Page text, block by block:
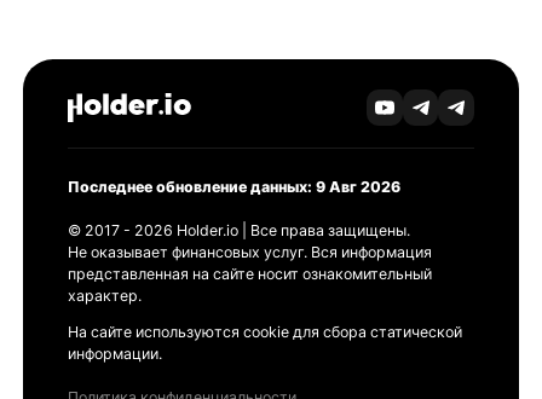
Последнее обновление данных: 9 Авг 2026
© 2017 - 2026 Holder.io | Все права защищены.
Не оказывает финансовых услуг. Вся информация
представленная на сайте носит ознакомительный
характер.
На сайте используются cookie для сбора статической
информации.